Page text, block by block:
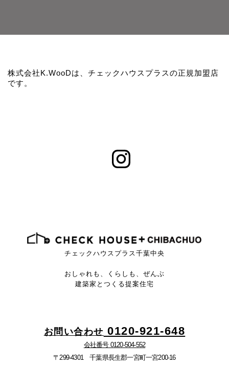
株式会社K.WooDは、チェックハウスプラスの正規加盟店
です。
チェックハウスプラス千葉中央
おしゃれも、くらしも、ぜんぶ
建築家とつくる提案住宅
お問い合わせ 0120-921-648
会社番号 0120-504-552
〒299-4301 千葉県長生郡一宮町一宮200-16